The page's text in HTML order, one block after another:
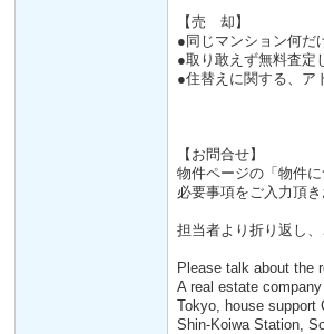
【売 却】
●同じマンション何だ
●取り敢えず無料査定
●住替えに関する、
【お問合せ】
物件ページの「物件
必要事項をご入力頂き
担当者より折り返し、
Please talk about the
A real estate
Tokyo, house support
Shin-Koiwa Station,